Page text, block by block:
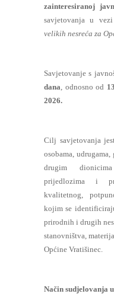
zainteresiranoj
savjetovanja u
velikih nesreća za
Savjetovanje s
dana, odnosno od
2026.
Cilj savjetovanja
osobama,
drugim
prijedlozima i
kvalitetnog,
kojim se
prirodnih i drugih
stanovništva,
Općine Vratišinec.
Način sudjelovanja